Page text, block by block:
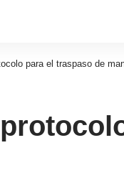
para el traspaso de